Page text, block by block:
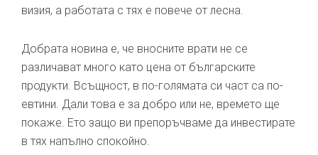
визия, а работата с тях е повече от лесна.
Добрата новина е, че вносните врати не се
различават много като цена от българските
продукти. Всъщност, в по-голямата си част са по-
евтини. Дали това е за добро или не, времето ще
покаже. Ето защо ви препоръчваме да инвестирате
в тях напълно спокойно.